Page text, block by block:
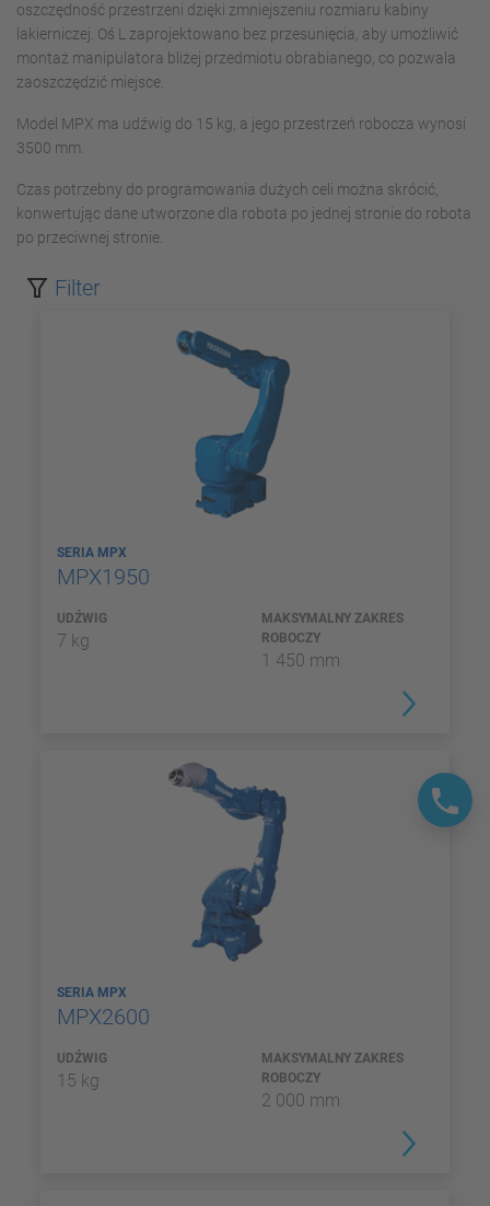
oszczędność przestrzeni dzięki zmniejszeniu rozmiaru kabiny
lakierniczej. Oś L zaprojektowano bez przesunięcia, aby umożliwić
montaż manipulatora bliżej przedmiotu obrabianego, co pozwala
zaoszczędzić miejsce.
Model MPX ma udźwig do 15 kg, a jego przestrzeń robocza wynosi
3500 mm.
Czas potrzebny do programowania dużych celi można skrócić,
konwertując dane utworzone dla robota po jednej stronie do robota
po przeciwnej stronie.
Filter
SERIA MPX
MPX1950
UDŹWIG
7 kg
MAKSYMALNY ZAKRES
ROBOCZY
1 450 mm
SERIA MPX
MPX2600
UDŹWIG
15 kg
MAKSYMALNY ZAKRES
ROBOCZY
2 000 mm